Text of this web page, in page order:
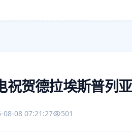
祝贺德拉埃斯普列
08-08 07:21:27 501